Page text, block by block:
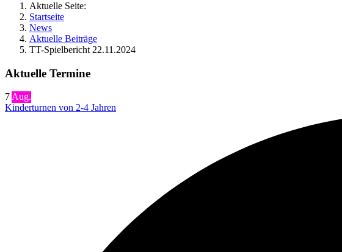
Aktuelle Seite:
Startseite
News
Aktuelle Beiträge
TT-Spielbericht 22.11.2024
Aktuelle Termine
7Aug.
Kinderturnen von 2-4 Jahren